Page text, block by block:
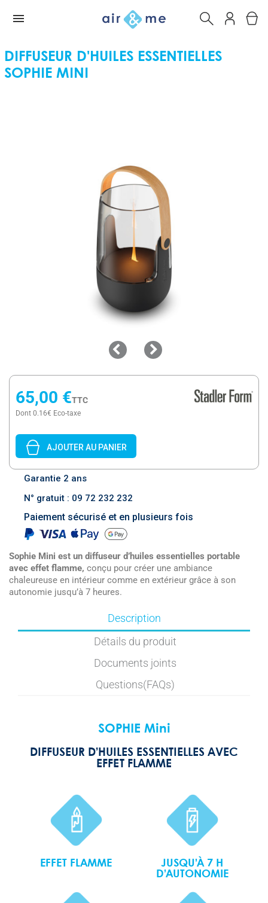
DIFFUSEUR D'HUILES ESSENTIELLES
SOPHIE MINI
65,00 €TTC
Dont 0.16€ Eco-taxe
AJOUTER AU PANIER
Garantie 2 ans
N° gratuit : 09 72 232 232
Paiement sécurisé et en plusieurs fois
Sophie Mini est un diffuseur d’huiles essentielles portable
avec effet flamme, conçu pour créer une ambiance
chaleureuse en intérieur comme en extérieur grâce à son
autonomie jusqu’à 7 heures.
Description
Détails du produit
Documents joints
Questions(FAQs)
SOPHIE Mini
DIFFUSEUR D’HUILES ESSENTIELLES AVEC
EFFET FLAMME
EFFET FLAMME
JUSQU’À 7 H
D’AUTONOMIE